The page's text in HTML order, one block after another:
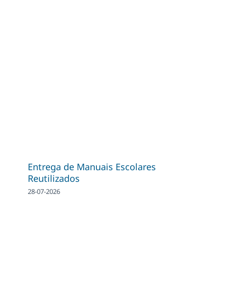
Entrega de Manuais Escolares
Reutilizados
28-07-2026